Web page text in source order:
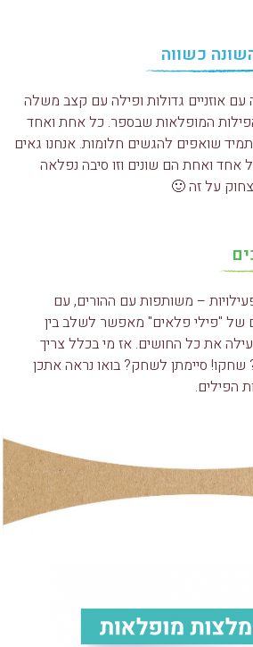
כשווה
אוזניים גדולות ופילה עם קצב משלה
המופלאות שבספר. כל אחת ואחד
שואפים להגשים חלומות. אנחנו גאים
ואחת הם שונים וזו סיבה נפלאה
על זה 🙂
– משותפות עם ההורים, עם
של "פילי פלאים" מאפשר לשלב בין
את כל החושים. אז מי בכלל צריך
סיימתן לשחק? בואו נראה אתכן
הפילים.